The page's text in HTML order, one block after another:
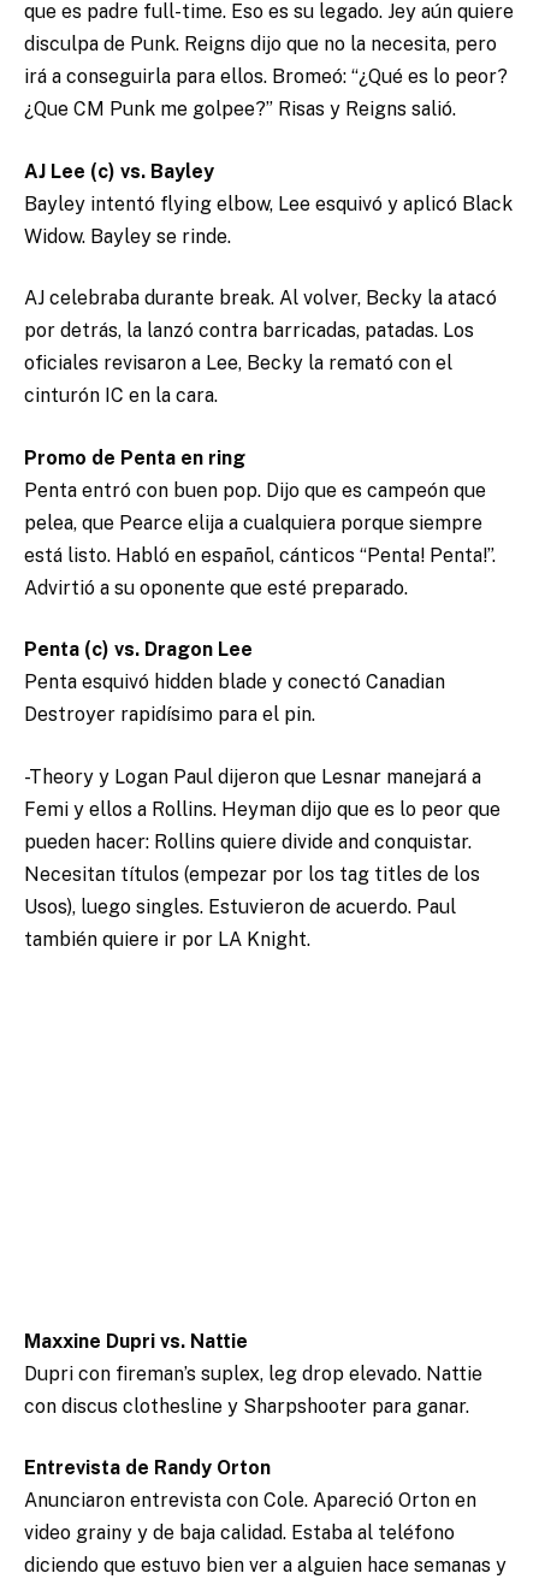
que es padre full-time. Eso es su legado. Jey aún quiere
disculpa de Punk. Reigns dijo que no la necesita, pero
irá a conseguirla para ellos. Bromeó: “¿Qué es lo peor?
¿Que CM Punk me golpee?” Risas y Reigns salió.
AJ Lee (c) vs. Bayley
Bayley intentó flying elbow, Lee esquivó y aplicó Black
Widow. Bayley se rinde.
AJ celebraba durante break. Al volver, Becky la atacó
por detrás, la lanzó contra barricadas, patadas. Los
oficiales revisaron a Lee, Becky la remató con el
cinturón IC en la cara.
Promo de Penta en ring
Penta entró con buen pop. Dijo que es campeón que
pelea, que Pearce elija a cualquiera porque siempre
está listo. Habló en español, cánticos “Penta! Penta!”.
Advirtió a su oponente que esté preparado.
Penta (c) vs. Dragon Lee
Penta esquivó hidden blade y conectó Canadian
Destroyer rapidísimo para el pin.
-Theory y Logan Paul dijeron que Lesnar manejará a
Femi y ellos a Rollins. Heyman dijo que es lo peor que
pueden hacer: Rollins quiere divide and conquistar.
Necesitan títulos (empezar por los tag titles de los
Usos), luego singles. Estuvieron de acuerdo. Paul
también quiere ir por LA Knight.
Maxxine Dupri vs. Nattie
Dupri con fireman’s suplex, leg drop elevado. Nattie
con discus clothesline y Sharpshooter para ganar.
Entrevista de Randy Orton
Anunciaron entrevista con Cole. Apareció Orton en
video grainy y de baja calidad. Estaba al teléfono
diciendo que estuvo bien ver a alguien hace semanas y